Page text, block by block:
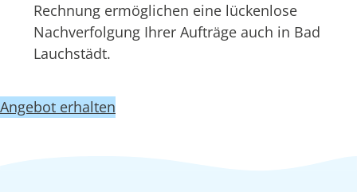
Rechnung ermöglichen eine lückenlose
Nachverfolgung Ihrer Aufträge auch in Bad
Lauchstädt.
Angebot erhalten